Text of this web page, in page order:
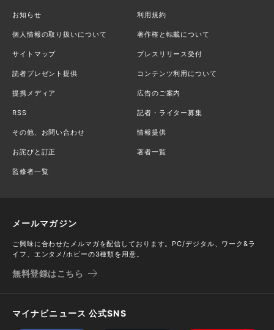
お知らせ 利用規約
個人情報の取り扱いについて 著作権と転載について
サイトマップ プレスリリース受付
読者プレゼント提供 コンテンツ利用について
提携メディア 広告のご案内
RSS 記者・ライター募集
その他、お問い合わせ 情報提供
お詫びと訂正 著者一覧
監修者一覧
メールマガジン
ご興味に合わせたメルマガを配信しております。PC/デジタル、ワーク&ラ
イフ、エンタメ/ホビーの3種類を用意。
無料登録はこちら
マイナビニュース 公式SNS